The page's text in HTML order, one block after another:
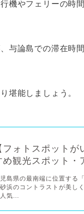
機やフェリーの時間
与論島での滞在時
堪能しましょう。
フォトスポット
め観光スポット・
島県の最南端に位置する
浜のコントラストが美し
気...